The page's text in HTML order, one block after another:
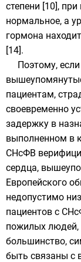
степени [10],
нормальное, а
гормона
[14].
Поэтому,
пациентам,
своевременно
задержку в
выполненном в
СНсФВ
сердца,
Европейского
недопустимо
пациентов с
пожилых людей,
большинство,
быть связаны с